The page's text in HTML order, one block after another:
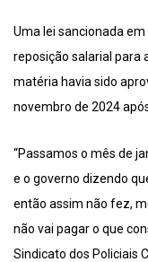
Uma lei sancionada
reposição salarial para
matéria havia sido
novembro de 2024
“Passamos o mês de
e o governo dizendo
então assim não fez,
não vai pagar o que
Sindicato dos Policiais